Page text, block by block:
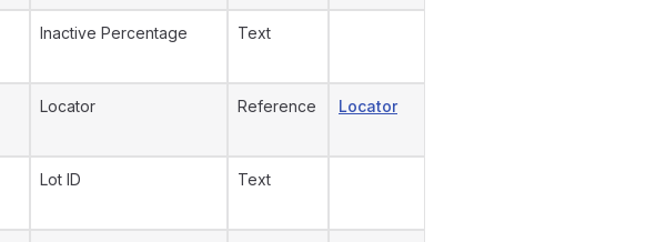
Inactive Percentage Text
Locator Reference Locator
Lot ID Text